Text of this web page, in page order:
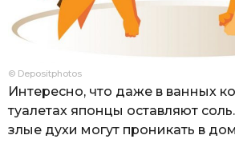
© Depositphotos
Интересно, что даже в ванных
туалетах японцы оставляют
злые духи могут проникать в